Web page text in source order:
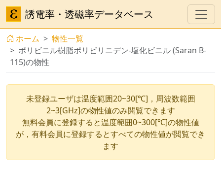
誘電率・透磁率データベース
ホーム
物性一覧
ポリビニル樹脂ポリビリニデン-塩化ビニル (Saran B-
115)の物性
未登録ユーザは温度範囲20~30[℃]，周波数範囲
2~3[GHz]の物性値のみ閲覧できます
無料会員に登録すると温度範囲0~300[℃]の物性値
が，有料会員に登録するとすべての物性値が閲覧でき
ます